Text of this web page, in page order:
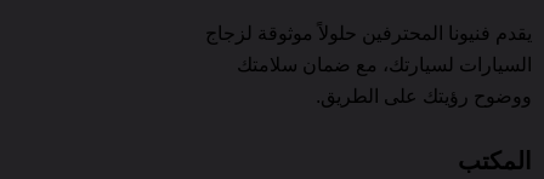
يقدم فنيونا المحترفين حلولاً موثوقة لزجاج
السيارات لسيارتك، مع ضمان سلامتك
ووضوح رؤيتك على الطريق.
المكتب